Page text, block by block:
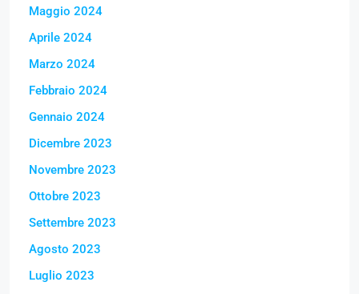
Maggio 2024
Aprile 2024
Marzo 2024
Febbraio 2024
Gennaio 2024
Dicembre 2023
Novembre 2023
Ottobre 2023
Settembre 2023
Agosto 2023
Luglio 2023